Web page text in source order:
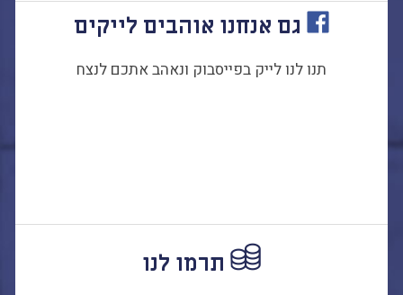
גם אנחנו אוהבים לייקים
תנו לנו לייק בפייסבוק ונאהב אתכם לנצח
תרמו לנו